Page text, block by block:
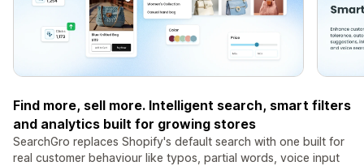
Find more, sell more. Intelligent search, smart filters
and analytics built for growing stores
SearchGro replaces Shopify's default search with one built for
real customer behaviour like typos, partial words, voice input